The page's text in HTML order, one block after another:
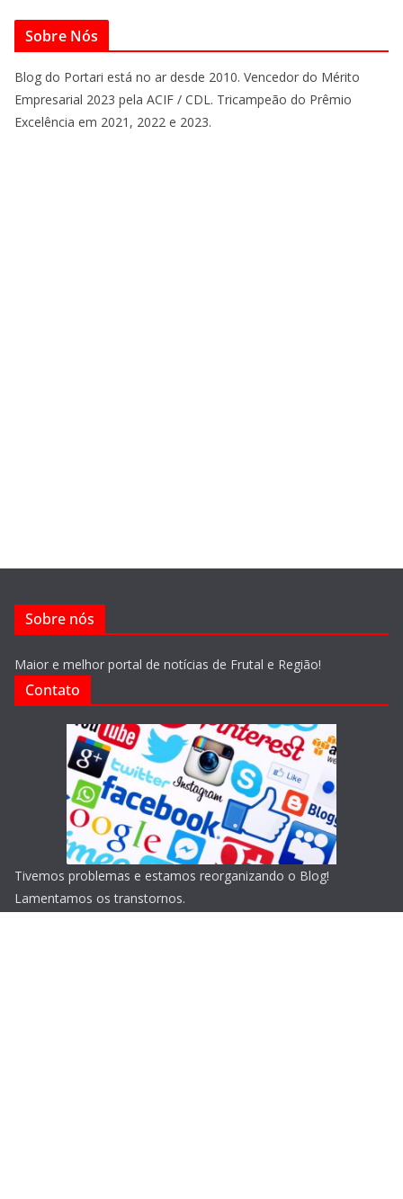
Sobre Nós
Blog do Portari está no ar desde 2010. Vencedor do Mérito
Empresarial 2023 pela ACIF / CDL. Tricampeão do Prêmio
Excelência em 2021, 2022 e 2023.
Sobre nós
Maior e melhor portal de notícias de Frutal e Região!
Contato
Tivemos problemas e estamos reorganizando o Blog!
Lamentamos os transtornos.